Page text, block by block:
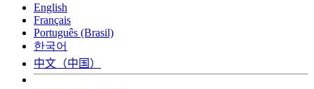
English
Français
Português (Brasil)
한국어
中文（中国）